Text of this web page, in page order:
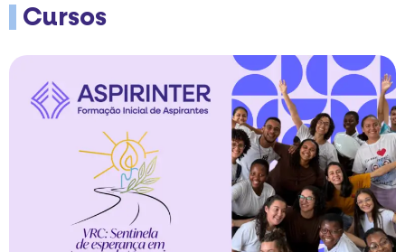
Cursos